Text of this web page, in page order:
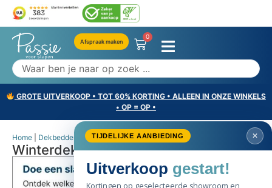
Afspraak maken
0
GROTE UITVERKOOP • TOT 60% KORTING • ALLEEN IN ONZE WINKELS
• OP = OP •
Home Dekbedden Winterdekbed
Winterdekbed